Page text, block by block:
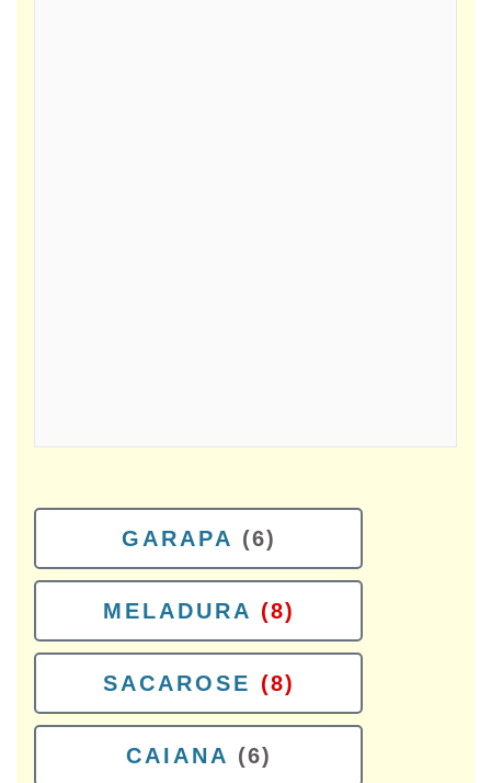
GARAPA (6)
MELADURA (8)
SACAROSE (8)
CAIANA (6)